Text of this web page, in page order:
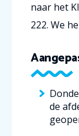
naar het
222. We
de